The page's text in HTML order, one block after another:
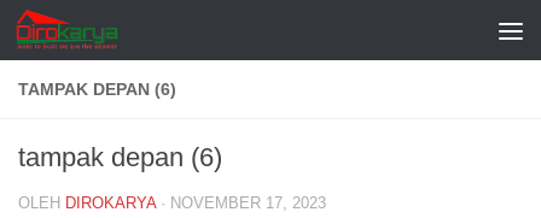
Skip to content
TAMPAK DEPAN (6)
tampak depan (6)
OLEH DIROKARYA · NOVEMBER 17, 2023